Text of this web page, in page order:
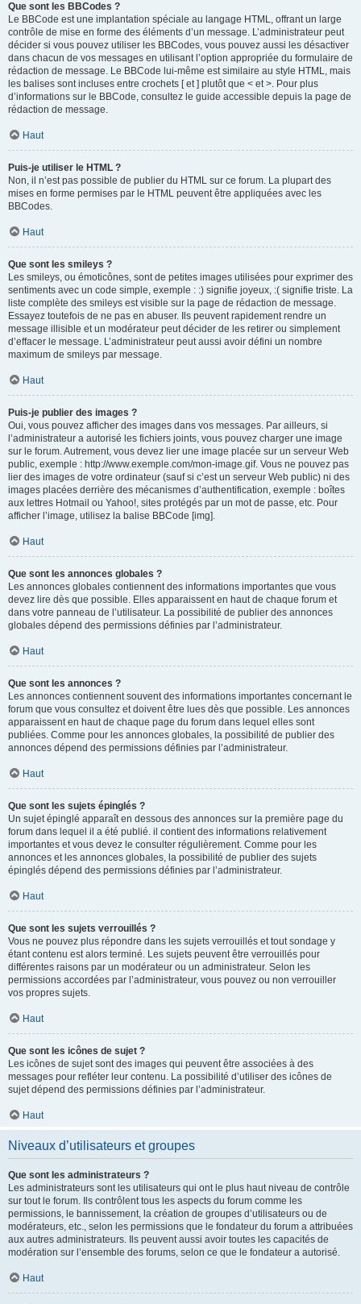
Que sont les BBCodes ?
Le BBCode est une implantation spéciale au langage HTML, offrant un large
contrôle de mise en forme des éléments d’un message. L’administrateur peut
décider si vous pouvez utiliser les BBCodes, vous pouvez aussi les désactiver
dans chacun de vos messages en utilisant l’option appropriée du formulaire de
rédaction de message. Le BBCode lui-même est similaire au style HTML, mais
les balises sont incluses entre crochets [ et ] plutôt que < et >. Pour plus
d’informations sur le BBCode, consultez le guide accessible depuis la page de
rédaction de message.
Haut
Puis-je utiliser le HTML ?
Non, il n’est pas possible de publier du HTML sur ce forum. La plupart des
mises en forme permises par le HTML peuvent être appliquées avec les
BBCodes.
Haut
Que sont les smileys ?
Les smileys, ou émoticônes, sont de petites images utilisées pour exprimer des
sentiments avec un code simple, exemple : :) signifie joyeux, :( signifie triste. La
liste complète des smileys est visible sur la page de rédaction de message.
Essayez toutefois de ne pas en abuser. Ils peuvent rapidement rendre un
message illisible et un modérateur peut décider de les retirer ou simplement
d’effacer le message. L’administrateur peut aussi avoir défini un nombre
maximum de smileys par message.
Haut
Puis-je publier des images ?
Oui, vous pouvez afficher des images dans vos messages. Par ailleurs, si
l’administrateur a autorisé les fichiers joints, vous pouvez charger une image
sur le forum. Autrement, vous devez lier une image placée sur un serveur Web
public, exemple : http://www.exemple.com/mon-image.gif. Vous ne pouvez pas
lier des images de votre ordinateur (sauf si c’est un serveur Web public) ni des
images placées derrière des mécanismes d’authentification, exemple : boîtes
aux lettres Hotmail ou Yahoo!, sites protégés par un mot de passe, etc. Pour
afficher l’image, utilisez la balise BBCode [img].
Haut
Que sont les annonces globales ?
Les annonces globales contiennent des informations importantes que vous
devez lire dès que possible. Elles apparaissent en haut de chaque forum et
dans votre panneau de l’utilisateur. La possibilité de publier des annonces
globales dépend des permissions définies par l’administrateur.
Haut
Que sont les annonces ?
Les annonces contiennent souvent des informations importantes concernant le
forum que vous consultez et doivent être lues dès que possible. Les annonces
apparaissent en haut de chaque page du forum dans lequel elles sont
publiées. Comme pour les annonces globales, la possibilité de publier des
annonces dépend des permissions définies par l’administrateur.
Haut
Que sont les sujets épinglés ?
Un sujet épinglé apparaît en dessous des annonces sur la première page du
forum dans lequel il a été publié. il contient des informations relativement
importantes et vous devez le consulter régulièrement. Comme pour les
annonces et les annonces globales, la possibilité de publier des sujets
épinglés dépend des permissions définies par l’administrateur.
Haut
Que sont les sujets verrouillés ?
Vous ne pouvez plus répondre dans les sujets verrouillés et tout sondage y
étant contenu est alors terminé. Les sujets peuvent être verrouillés pour
différentes raisons par un modérateur ou un administrateur. Selon les
permissions accordées par l’administrateur, vous pouvez ou non verrouiller
vos propres sujets.
Haut
Que sont les icônes de sujet ?
Les icônes de sujet sont des images qui peuvent être associées à des
messages pour refléter leur contenu. La possibilité d’utiliser des icônes de
sujet dépend des permissions définies par l’administrateur.
Haut
Niveaux d’utilisateurs et groupes
Que sont les administrateurs ?
Les administrateurs sont les utilisateurs qui ont le plus haut niveau de contrôle
sur tout le forum. Ils contrôlent tous les aspects du forum comme les
permissions, le bannissement, la création de groupes d’utilisateurs ou de
modérateurs, etc., selon les permissions que le fondateur du forum a attribuées
aux autres administrateurs. Ils peuvent aussi avoir toutes les capacités de
modération sur l’ensemble des forums, selon ce que le fondateur a autorisé.
Haut